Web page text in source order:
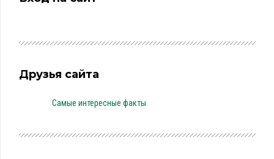
Друзья сайта
Самые интересные факты